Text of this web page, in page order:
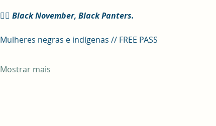
✊🏽 Black November, Black Panters.
Mulheres negras e indígenas // FREE PASS
Mostrar mais